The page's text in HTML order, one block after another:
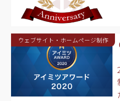
ウェブサイト・ホームページ制作